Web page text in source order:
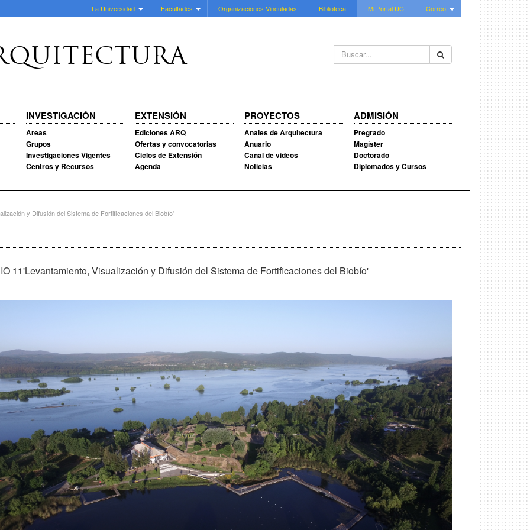
La Universidad Facultades Organizaciones Vinculadas Biblioteca Mi Portal UC Correo
Buscar...
INVESTIGACIÓN
Areas
Grupos
Investigaciones Vigentes
Centros y Recursos
EXTENSIÓN
Ediciones ARQ
Ofertas y convocatorias
Ciclos de Extensión
Agenda
PROYECTOS
Anales de Arquitectura
Anuario
Canal de videos
Noticias
ADMISIÓN
Pregrado
Magíster
Doctorado
Diplomados y Cursos
y Difusión del Sistema de Fortificaciones del Biobío'
11'Levantamiento, Visualización y Difusión del Sistema de Fortificaciones del Biobío'